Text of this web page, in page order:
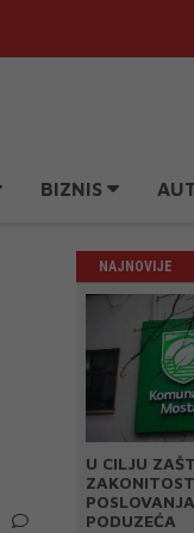
BIZNIS
NAJNOVIJE
U CILJU
PODUZEĆA